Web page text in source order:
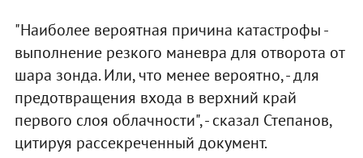
"Наиболее вероятная причина катастрофы -
выполнение резкого маневра для отворота от
шара зонда. Или, что менее вероятно, - для
предотвращения входа в верхний край
первого слоя облачности", - сказал Степанов,
цитируя рассекреченный документ.